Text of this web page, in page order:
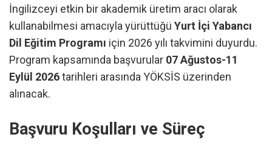
İngilizceyi etkin bir akademik üretim aracı olarak
kullanabilmesi amacıyla yürüttüğü Yurt İçi Yabancı
Dil Eğitim Programı için 2026 yılı takvimini duyurdu.
Program kapsamında başvurular 07 Ağustos-11
Eylül 2026tarihleri arasında YÖKSİS üzerinden
alınacak.
Başvuru Koşulları ve Süreç